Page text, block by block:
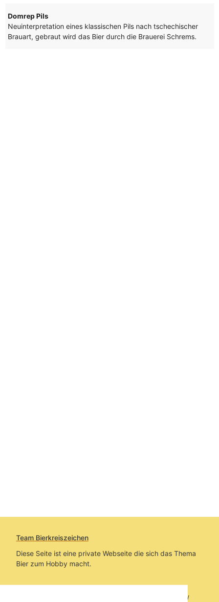
Domrep Pils
Neuinterpretation eines klassischen Pils nach tschechischer
Brauart, gebraut wird das Bier durch die Brauerei Schrems.
Team Bierkreiszeichen
Diese Seite ist eine private Webseite die sich das Thema
Bier zum Hobby macht.
Sie befinden sich auf https://www.bierkreiszeichen.at/